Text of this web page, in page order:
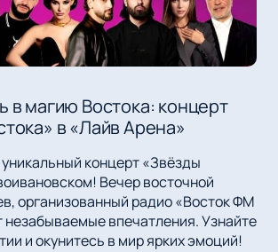
в магию Востока: концерт
в «Лайв Арена»
концерт «Звёзды
Вечер восточной
организованный радио «Восток ФМ
незабываемые впечатления. Узнайте
и окунитесь в мир ярких эмоций!